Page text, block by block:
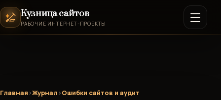
Кузница сайтов
РАБОЧИЕ ИНТЕРНЕТ-ПРОЕКТЫ
Главная›Журнал›Ошибки сайтов и аудит